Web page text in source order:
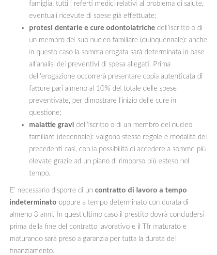
famiglia, tutti i referti medici relativi al problema di salute,
eventuali ricevute di spese già effettuate;
protesi dentarie e cure odontoiatriche dell’iscritto o di
un membro del suo nucleo familiare (quinquennale): anche
in questo caso la somma erogata sarà determinata in base
all’analisi dei preventivi di spesa allegati. Prima
dell’erogazione occorrerà presentare copia autenticata di
fatture pari almeno al 10% del totale delle spese
preventivate, per dimostrare l’inizio delle cure in
questione;
malattie gravi dell’iscritto o di un membro del nucleo
familiare (decennale): valgono stesse regole e modalità dei
precedenti casi, con la possibilità di accedere a somme più
elevate grazie ad un piano di rimborso più esteso nel
tempo.
E’ necessario disporre di un contratto di lavoro a tempo
indeterminato oppure a tempo determinato con durata di
almeno 3 anni. In quest’ultimo caso il prestito dovrà concludersi
prima della fine del contratto lavorativo e il Tfr maturato e
maturando sarà preso a garanzia per tutta la durata del
finanziamento.